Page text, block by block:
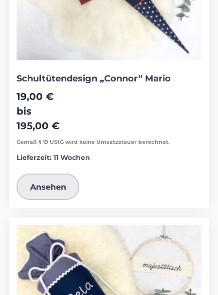
Schultütendesign „Connor“ Mario
19,00 €
bis
195,00 €
Gemäß § 19 UStG wird keine Umsatzsteuer berechnet.
Lieferzeit: 11 Wochen
Ansehen